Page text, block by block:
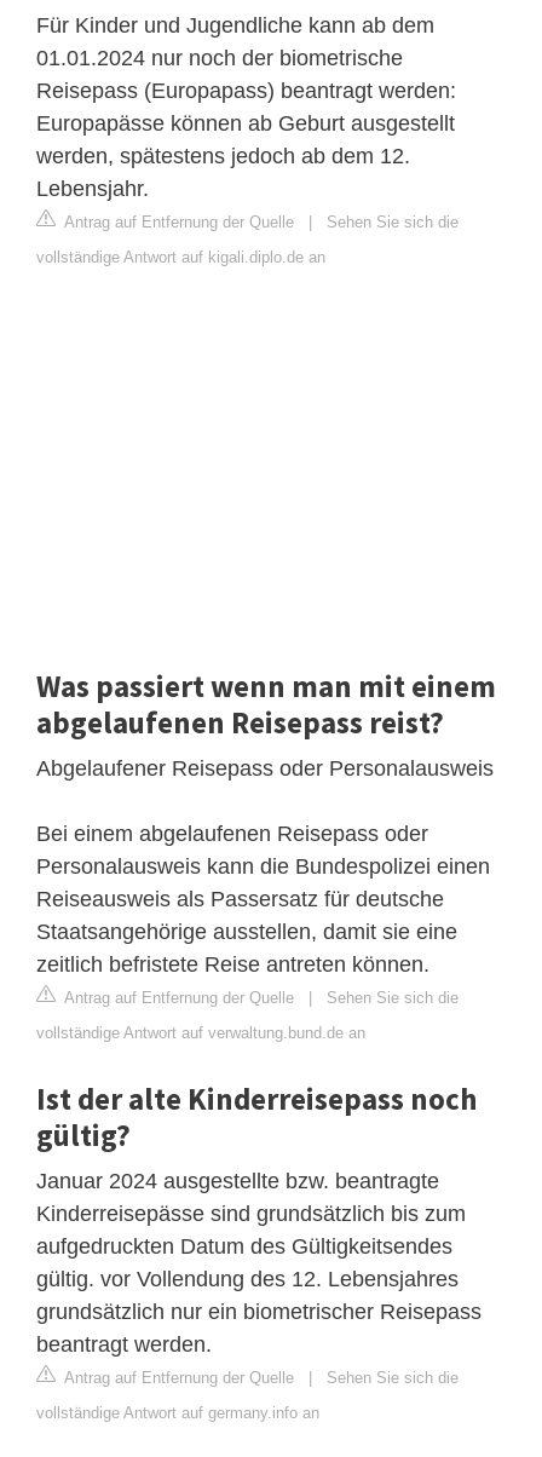
Für Kinder und Jugendliche kann ab dem
01.01.2024 nur noch der biometrische
Reisepass (Europapass) beantragt werden:
Europapässe können ab Geburt ausgestellt
werden, spätestens jedoch ab dem 12.
Lebensjahr.
Antrag auf Entfernung der Quelle | Sehen Sie sich die
vollständige Antwort auf kigali.diplo.de an
Was passiert wenn man mit einem
abgelaufenen Reisepass reist?
Abgelaufener Reisepass oder Personalausweis
Bei einem abgelaufenen Reisepass oder
Personalausweis kann die Bundespolizei einen
Reiseausweis als Passersatz für deutsche
Staatsangehörige ausstellen, damit sie eine
zeitlich befristete Reise antreten können.
Antrag auf Entfernung der Quelle | Sehen Sie sich die
vollständige Antwort auf verwaltung.bund.de an
Ist der alte Kinderreisepass noch
gültig?
Januar 2024 ausgestellte bzw. beantragte
Kinderreisepässe sind grundsätzlich bis zum
aufgedruckten Datum des Gültigkeitsendes
gültig. vor Vollendung des 12. Lebensjahres
grundsätzlich nur ein biometrischer Reisepass
beantragt werden.
Antrag auf Entfernung der Quelle | Sehen Sie sich die
vollständige Antwort auf germany.info an